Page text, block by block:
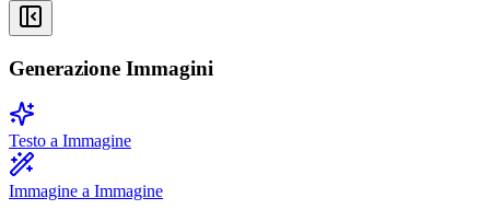
Generazione Immagini
Testo a Immagine
Immagine a Immagine